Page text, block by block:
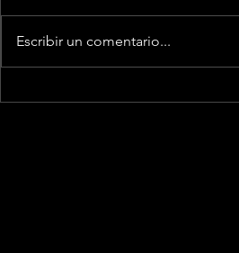
¡Aduéñate de tu marca!
Escribir un comentario...